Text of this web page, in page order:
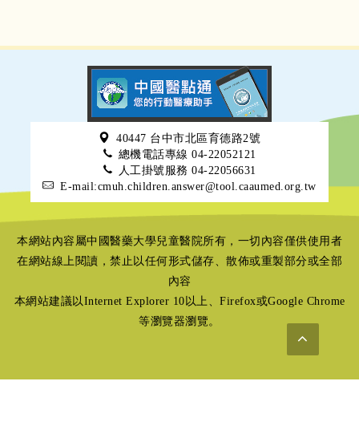
40447 台中市北區育德路2號
總機電話專線 04-22052121
人工掛號服務 04-22056631
E-mail:cmuh.children.answer@tool.caaumed.org.tw
本網站內容屬中國醫藥大學兒童醫院所有，一切內容僅供使用者
在網站線上閱讀，禁止以任何形式儲存、散佈或重製部分或全部
內容
本網站建議以Internet Explorer 10以上、Firefox或Google Chrome
等瀏覽器瀏覽。